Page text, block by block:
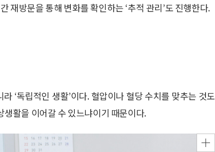
재방문을 통해 변화를 확인하는 ‘추적 관리’도 진행한다.
‘독립적인 생활’이다. 혈압이나 혈당 수치를 맞추는 것도
활을 이어갈 수 있느냐이기 때문이다.